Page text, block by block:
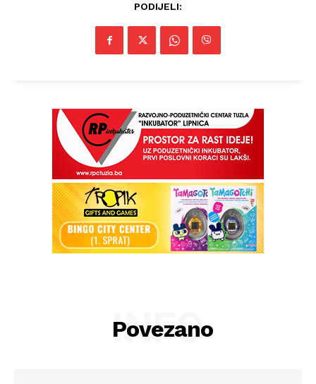
PODIJELI:
Povezano
INFO